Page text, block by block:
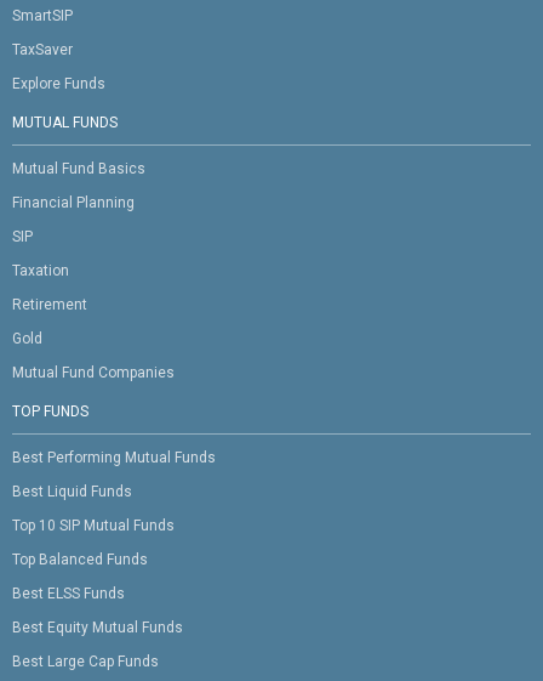
SmartSIP
TaxSaver
Explore Funds
MUTUAL FUNDS
Mutual Fund Basics
Financial Planning
SIP
Taxation
Retirement
Gold
Mutual Fund Companies
TOP FUNDS
Best Performing Mutual Funds
Best Liquid Funds
Top 10 SIP Mutual Funds
Top Balanced Funds
Best ELSS Funds
Best Equity Mutual Funds
Best Large Cap Funds